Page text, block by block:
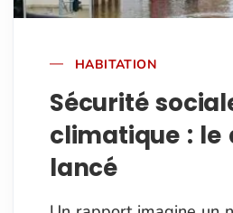
HABITATION
Sécurité
climatique : le
lancé